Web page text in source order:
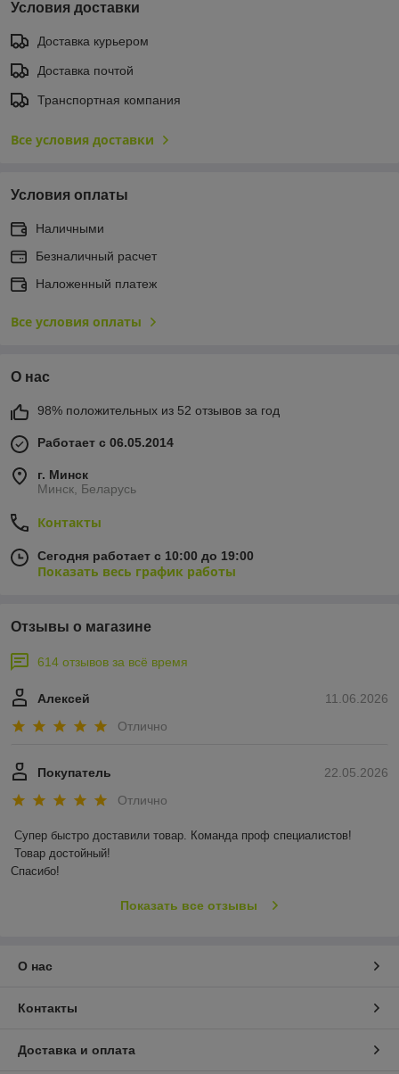
Условия доставки
Доставка курьером
Доставка почтой
Транспортная компания
Все условия доставки
Условия оплаты
Наличными
Безналичный расчет
Наложенный платеж
Все условия оплаты
О нас
98% положительных из 52 отзывов за год
Работает с 06.05.2014
г. Минск
Минск, Беларусь
Контакты
Сегодня работает с 10:00 до 19:00
Показать весь график работы
Отзывы о магазине
614 отзывов за всё время
11.06.2026
Алексей
Отлично
22.05.2026
Покупатель
Отлично
Супер быстро доставили товар. Команда проф специалистов!
Спасибо!
Показать все отзывы
О нас
Контакты
Доставка и оплата